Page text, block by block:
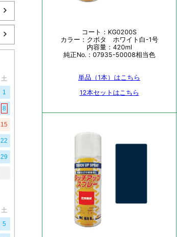
土
1
8
15
22
29
土
5